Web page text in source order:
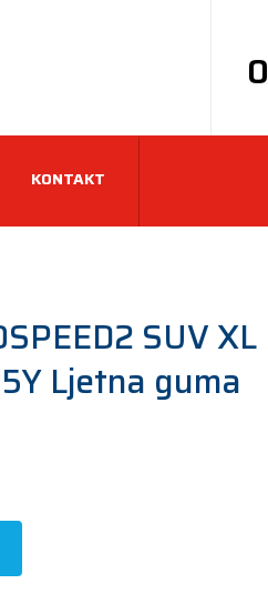
0
KONTAKT
SUV XL
Ljetna guma